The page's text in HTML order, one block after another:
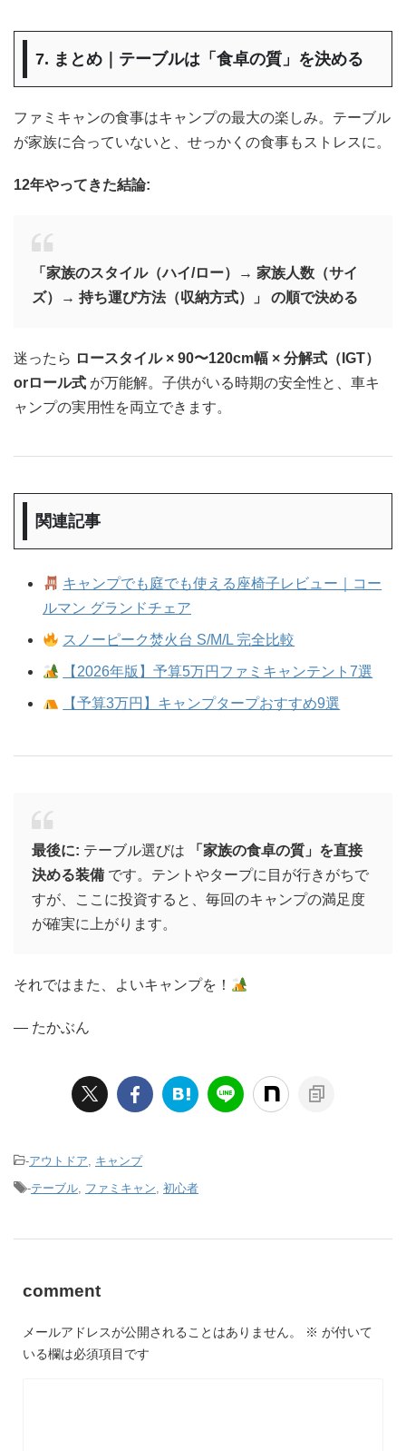
7. まとめ｜テーブルは「食卓の質」を決める
ファミキャンの食事はキャンプの最大の楽しみ。テーブル
が家族に合っていないと、せっかくの食事もストレスに。
12年やってきた結論:
「家族のスタイル（ハイ/ロー）→ 家族人数（サイ
ズ）→ 持ち運び方法（収納方式）」 の順で決める
迷ったら ロースタイル × 90〜120cm幅 × 分解式（IGT）
orロール式 が万能解。子供がいる時期の安全性と、車キ
ャンプの実用性を両立できます。
関連記事
キャンプでも庭でも使える座椅子レビュー｜コー
ルマン グランドチェア
スノーピーク焚火台 S/M/L 完全比較
【2026年版】予算5万円ファミキャンテント7選
【予算3万円】キャンプタープおすすめ9選
最後に: テーブル選びは
「家族の食卓の質」を直接
決める装備 です。テントやタープに目が行きがちで
すが、ここに投資すると、毎回のキャンプの満足度
が確実に上がります。
それではまた、よいキャンプを！
— たかぶん
-アウトドア, キャンプ
-テーブル, ファミキャン, 初心者
comment
メールアドレスが公開されることはありません。 ※ が付いて
いる欄は必須項目です